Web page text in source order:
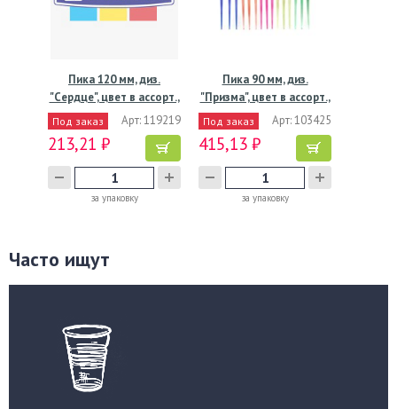
Пика 120 мм, диз.
"Сердце", цвет в ассорт.,
Под заказ Арт: 119219
213,21 ₽
за упаковку
Пика 90 мм, диз.
"Призма", цвет в ассорт.,
Под заказ Арт: 103425
415,13 ₽
за упаковку
Часто ищут